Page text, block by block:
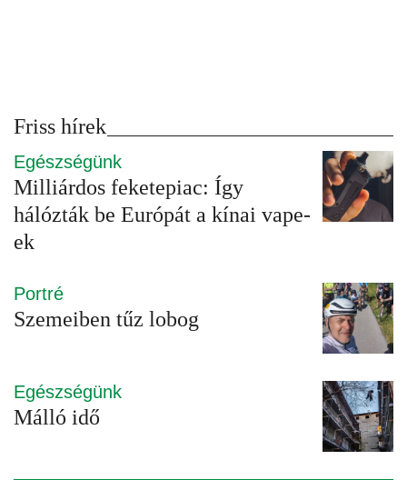
Friss hírek
Egészségünk
Milliárdos feketepiac: Így
hálózták be Európát a kínai vape-
ek
Portré
Szemeiben tűz lobog
Egészségünk
Málló idő